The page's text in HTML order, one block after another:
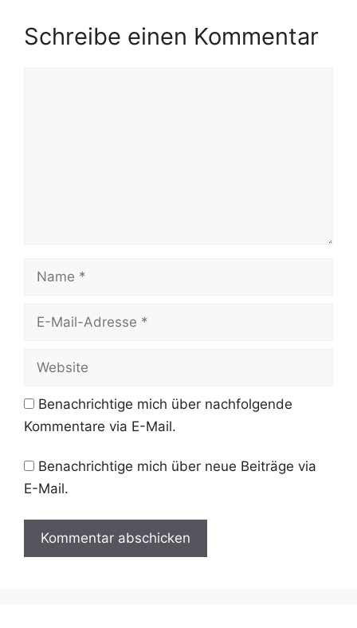
Schreibe einen Kommentar
Mail-
Benachrichtige mich über nachfolgende
Kommentare via E-Mail.
Benachrichtige mich über neue Beiträge via
E-Mail.